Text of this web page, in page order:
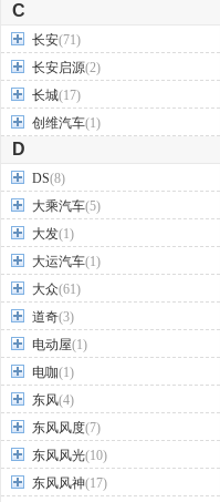
C
长安(71)
长安启源(2)
长城(17)
创维汽车(1)
D
DS(8)
大乘汽车(5)
大发(1)
大运汽车(1)
大众(61)
道奇(3)
电动屋(1)
电咖(1)
东风(4)
东风风度(7)
东风风光(10)
东风风神(17)